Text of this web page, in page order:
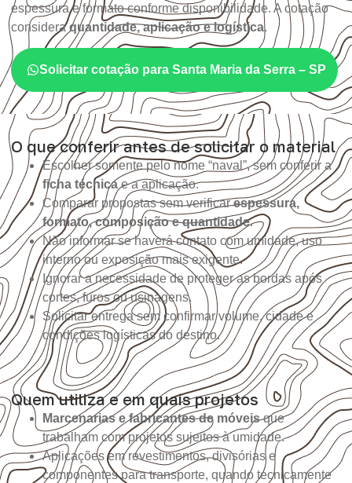
espessura e formato conforme disponibilidade. A cotação
consideraquantidade, aplicação e logística.
Solicitar cotação para Santa Maria da Serra – SP
O que conferir antes de solicitar o material
Escolher somente pelo nome “naval”, sem conferir a
ficha técnicae a aplicação.
Comparar propostas sem verificarespessura,
formato, composição e quantidade.
Não informar se haverá contato com umidade, uso
interno ou exposição mais exigente.
Ignorar a necessidade de proteger as bordas após
cortes, furos ou usinagens.
Solicitar entrega sem confirmar volume, cidade e
condições logísticas do destino.
Quem utiliza e em quais projetos
Marcenarias e fabricantes de móveisque
trabalham com projetos sujeitos à umidade.
Aplicações em revestimentos, divisórias e
componentes para transporte, quando tecnicamente